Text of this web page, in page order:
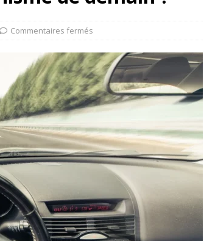
ce minéral fait vraiment pour vous
Commentaires fermés